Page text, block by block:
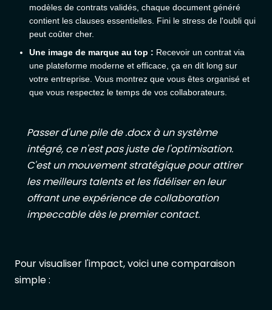
modèles de contrats validés, chaque document généré
contient les clauses essentielles. Fini le stress de l'oubli qui
peut coûter cher.
Une image de marque au top : Recevoir un contrat via
une plateforme moderne et efficace, ça en dit long sur
votre entreprise. Vous montrez que vous êtes organisé et
que vous respectez le temps de vos collaborateurs.
Passer d'une pile de .docx à un système
intégré, ce n'est pas juste de l'optimisation.
C'est un mouvement stratégique pour attirer
les meilleurs talents et les fidéliser en leur
offrant une expérience de collaboration
impeccable dès le premier contact.
Pour visualiser l'impact, voici une comparaison
simple :